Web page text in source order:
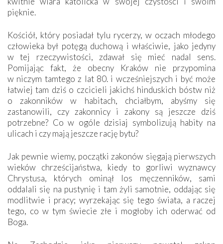
pięknie.
Kościół, który posiadał tylu rycerzy, w oczach młodego
człowieka był potęgą duchową i właściwie, jako jedyny
w tej rzeczywistości, zdawał się mieć nadal sens.
Pomijając fakt, że obecny Kraków nie przypomina
w niczym tamtego z lat 80. i wcześniejszych i być może
łatwiej tam dziś o czcicieli jakichś hinduskich bóstw niż
o zakonników w habitach, chciałbym, abyśmy się
zastanowili, czy zakonnicy i zakony są jeszcze dziś
potrzebne? Co w ogóle dzisiaj symbolizują habity na
ulicach i czy mają jeszcze rację bytu?
Jak pewnie wiemy, początki zakonów sięgają pierwszych
wieków chrześcijaństwa, kiedy to gorliwi wyznawcy
Chrystusa, których ominął los męczenników, sami
oddalali się na pustynię i tam żyli samotnie, oddając się
modlitwie i pracy; wyrzekając się tego świata, a raczej
tego, co w tym świecie złe i mogłoby ich oderwać od
Boga.